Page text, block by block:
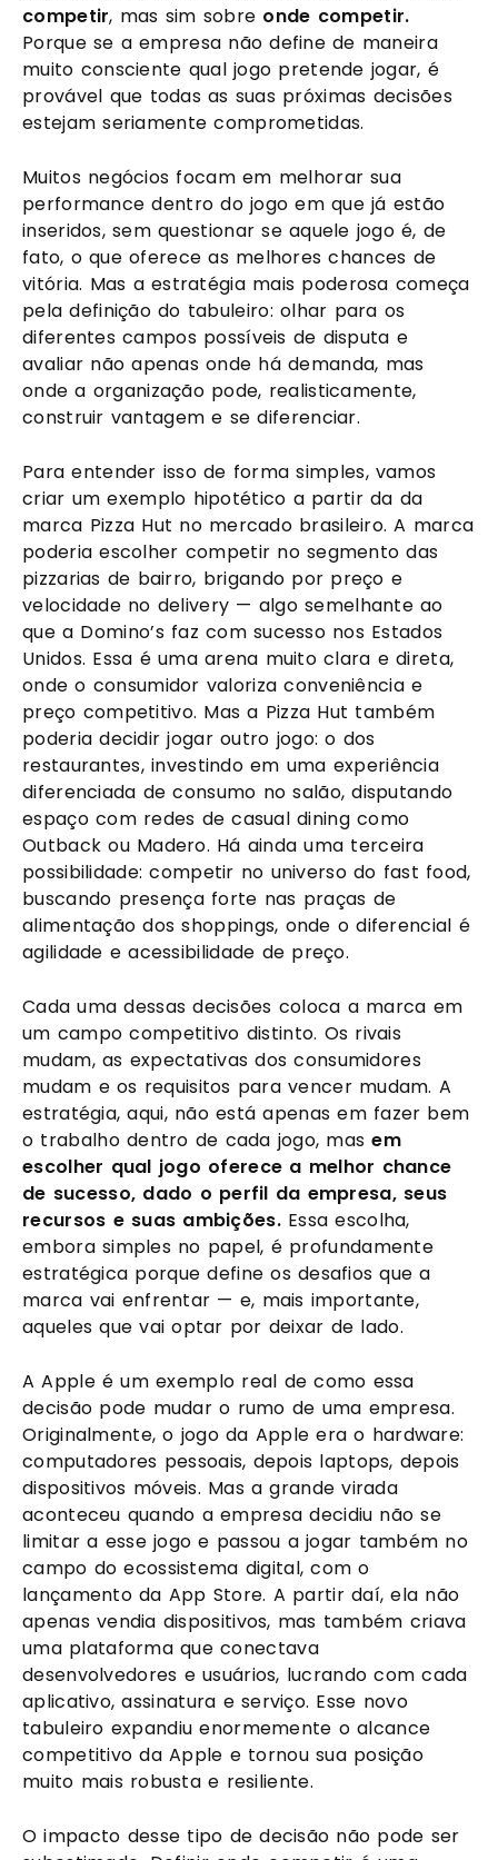
competir, mas sim sobre onde competir.
Porque se a empresa não define de maneira
muito consciente qual jogo pretende jogar, é
provável que todas as suas próximas decisões
estejam seriamente comprometidas.
Muitos negócios focam em melhorar sua
performance dentro do jogo em que já estão
inseridos, sem questionar se aquele jogo é, de
fato, o que oferece as melhores chances de
vitória. Mas a estratégia mais poderosa começa
pela definição do tabuleiro: olhar para os
diferentes campos possíveis de disputa e
avaliar não apenas onde há demanda, mas
onde a organização pode, realisticamente,
construir vantagem e se diferenciar.
Para entender isso de forma simples, vamos
criar um exemplo hipotético a partir da da
marca Pizza Hut no mercado brasileiro. A marca
poderia escolher competir no segmento das
pizzarias de bairro, brigando por preço e
velocidade no delivery — algo semelhante ao
que a Domino’s faz com sucesso nos Estados
Unidos. Essa é uma arena muito clara e direta,
onde o consumidor valoriza conveniência e
preço competitivo. Mas a Pizza Hut também
poderia decidir jogar outro jogo: o dos
restaurantes, investindo em uma experiência
diferenciada de consumo no salão, disputando
espaço com redes de casual dining como
Outback ou Madero. Há ainda uma terceira
possibilidade: competir no universo do fast food,
buscando presença forte nas praças de
alimentação dos shoppings, onde o diferencial é
agilidade e acessibilidade de preço.
Cada uma dessas decisões coloca a marca em
um campo competitivo distinto. Os rivais
mudam, as expectativas dos consumidores
mudam e os requisitos para vencer mudam. A
estratégia, aqui, não está apenas em fazer bem
o trabalho dentro de cada jogo, masem
escolher qual jogo oferece a melhor chance
de sucesso, dado o perfil da empresa, seus
recursos e suas ambições.Essa escolha,
embora simples no papel, é profundamente
estratégica porque define os desafios que a
marca vai enfrentar — e, mais importante,
aqueles que vai optar por deixar de lado.
A Apple é um exemplo real de como essa
decisão pode mudar o rumo de uma empresa.
Originalmente, o jogo da Apple era o hardware:
computadores pessoais, depois laptops, depois
dispositivos móveis. Mas a grande virada
aconteceu quando a empresa decidiu não se
limitar a esse jogo e passou a jogar também no
campo do ecossistema digital, com o
lançamento da App Store. A partir daí, ela não
apenas vendia dispositivos, mas também criava
uma plataforma que conectava
desenvolvedores e usuários, lucrando com cada
aplicativo, assinatura e serviço. Esse novo
tabuleiro expandiu enormemente o alcance
competitivo da Apple e tornou sua posição
muito mais robusta e resiliente.
O impacto desse tipo de decisão não pode ser